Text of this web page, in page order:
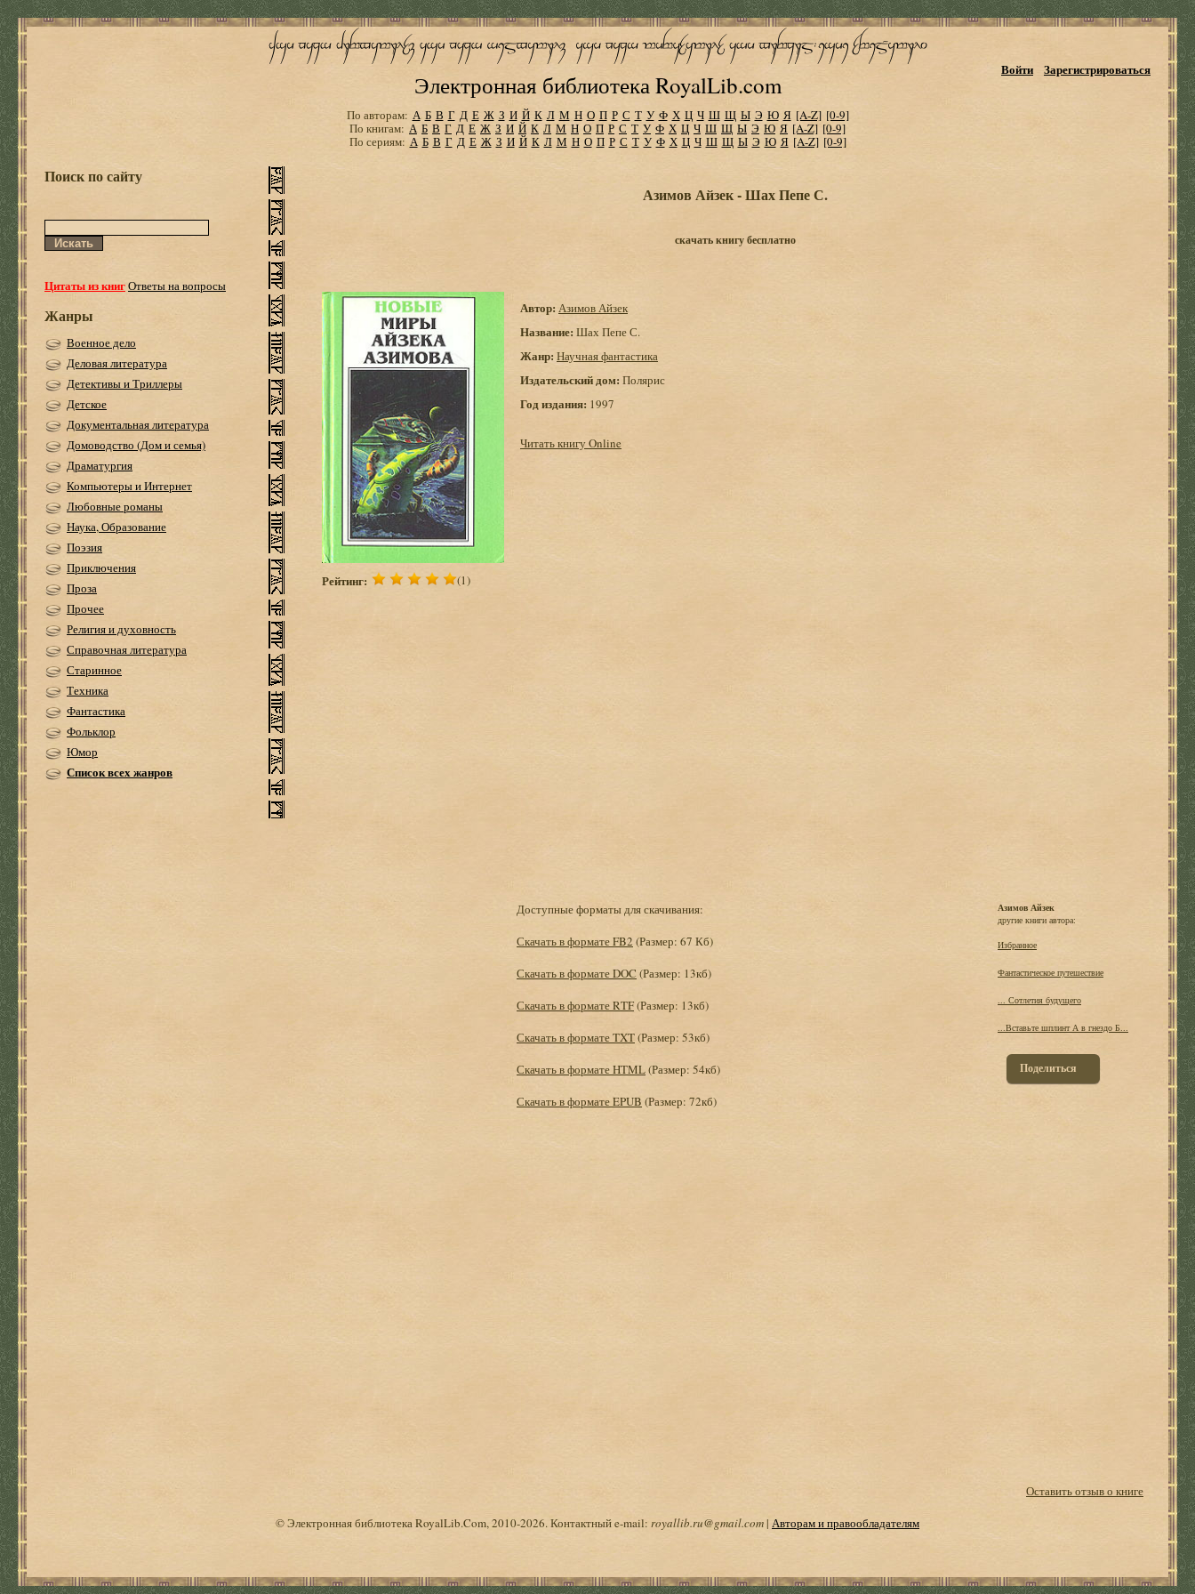
Электронная библиотека RoyalLib.com
Войти Зарегистрироваться
По авторам: А Б В Г Д Е Ж З И Й К Л М Н О П Р С Т У Ф Х Ц Ч Ш Щ Ы Э Ю Я [A-Z] [0-9]
По книгам: А Б В Г Д Е Ж З И Й К Л М Н О П Р С Т У Ф Х Ц Ч Ш Щ Ы Э Ю Я [A-Z] [0-9]
По сериям: А Б В Г Д Е Ж З И Й К Л М Н О П Р С Т У Ф Х Ц Ч Ш Щ Ы Э Ю Я [A-Z] [0-9]
Поиск по сайту
Цитаты из книгОтветы на вопросы
Жанры
Военное дело
Деловая литература
Детективы и Триллеры
Детское
Документальная литература
Домоводство (Дом и семья)
Драматургия
Компьютеры и Интернет
Любовные романы
Наука, Образование
Поэзия
Приключения
Проза
Прочее
Религия и духовность
Справочная литература
Старинное
Техника
Фантастика
Фольклор
Юмор
Список всех жанров
Азимов Айзек - Шах Пепе С.
скачать книгу бесплатно
Рейтинг: (1)
Автор: Азимов Айзек
Название: Шах Пепе С.
Жанр: Научная фантастика
Издательский дом: Полярис
Год издания: 1997
Читать книгу Online
Доступные форматы для скачивания:
Скачать в формате FB2 (Размер: 67 Кб)
Скачать в формате DOC (Размер: 13кб)
Скачать в формате RTF(Размер: 13кб)
Скачать в формате TXT(Размер: 53кб)
Скачать в формате HTML(Размер: 54кб)
Скачать в формате EPUB (Размер: 72кб)
Азимов Айзек
другие книги автора:
Избранное
Фантастическое путешествие
... Сотлетия будущего
...Вставьте шплинт А в гнездо Б...
Поделиться
Оставить отзыв о книге
© Электронная библиотека RoyalLib.Com, 2010-2026. Контактный e-mail: royallib.ru@gmail.com| Авторам и правообладателям